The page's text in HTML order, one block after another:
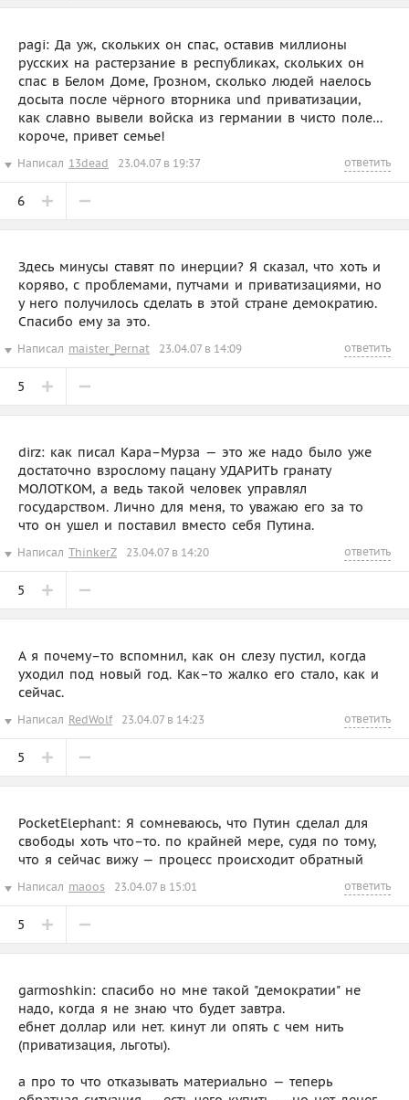
pagi: Да уж, скольких он спас, оставив миллионы
русских на растерзание в республиках, скольких он
спас в Белом Доме, Грозном, сколько людей наелось
досыта после чёрного вторника und приватизации,
как славно вывели войска из германии в чисто поле…
короче, привет семье!
Написал 13dead 23.04.07 в 19:37 ответить
6
Здесь минусы ставят по инерции? Я сказал, что хоть и
коряво, с проблемами, путчами и приватизациями, но
у него получилось сделать в этой стране демократию.
Спасибо ему за это.
Написал maister_Pernat 23.04.07 в 14:09 ответить
5
dirz: как писал Кара–Мурза — это же надо было уже
достаточно взрослому пацану УДАРИТЬ гранату
МОЛОТКОМ, а ведь такой человек управлял
государством. Лично для меня, то уважаю его за то
что он ушел и поставил вместо себя Путина.
Написал ThinkerZ 23.04.07 в 14:20 ответить
5
А я почему–то вспомнил, как он слезу пустил, когда
уходил под новый год. Как–то жалко его стало, как и
сейчас.
Написал RedWolf 23.04.07 в 14:23 ответить
5
PocketElephant: Я сомневаюсь, что Путин сделал для
свободы хоть что–то. по крайней мере, судя по тому,
что я сейчас вижу — процесс происходит обратный
Написал maoos 23.04.07 в 15:01 ответить
5
garmoshkin: спасибо но мне такой "демократии" не
надо, когда я не знаю что будет завтра.
ебнет доллар или нет. кинут ли опять с чем нить
(приватизация, льготы).
а про то что отказывать материально — теперь